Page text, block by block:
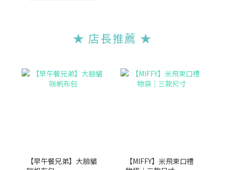
★ 店長推薦 ★
【早午餐兄弟】大臉貓
【MIFFY】米飛束口禮